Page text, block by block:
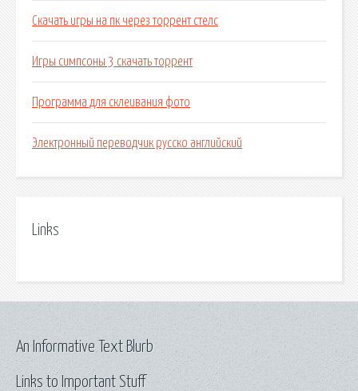
Скачать игры на пк через торрент стелс
Игры симпсоны 3 скачать торрент
Программа для склеивания фото
Электронный переводчик русско английский
Links
Links to Important Stuff
An Informative Text Blurb